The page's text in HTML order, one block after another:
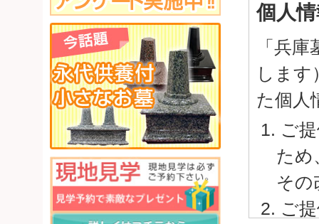
個人
「兵
します
た個人
ご
ため
その
ご